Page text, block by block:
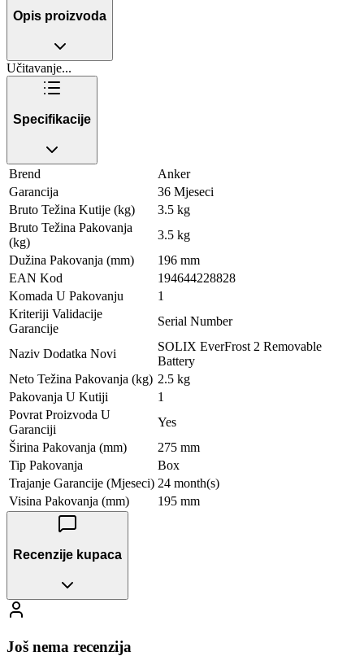
Opis proizvoda
Učitavanje...
Specifikacije
Brend
Anker
Garancija
36 Mjeseci
Bruto Težina Kutije (kg)
3.5 kg
Bruto Težina Pakovanja
(kg)
3.5 kg
Dužina Pakovanja (mm)
196 mm
EAN Kod
194644228828
Komada U Pakovanju
1
Kriteriji Validacije
Garancije
Serial Number
Naziv Dodatka Novi
SOLIX EverFrost 2 Removable
Battery
Neto Težina Pakovanja (kg) 2.5 kg
Pakovanja U Kutiji
1
Povrat Proizvoda U
Garanciji
Yes
Širina Pakovanja (mm)
275 mm
Tip Pakovanja
Box
Trajanje Garancije (Mjeseci) 24 month(s)
Visina Pakovanja (mm)
195 mm
Recenzije kupaca
Još nema recenzija